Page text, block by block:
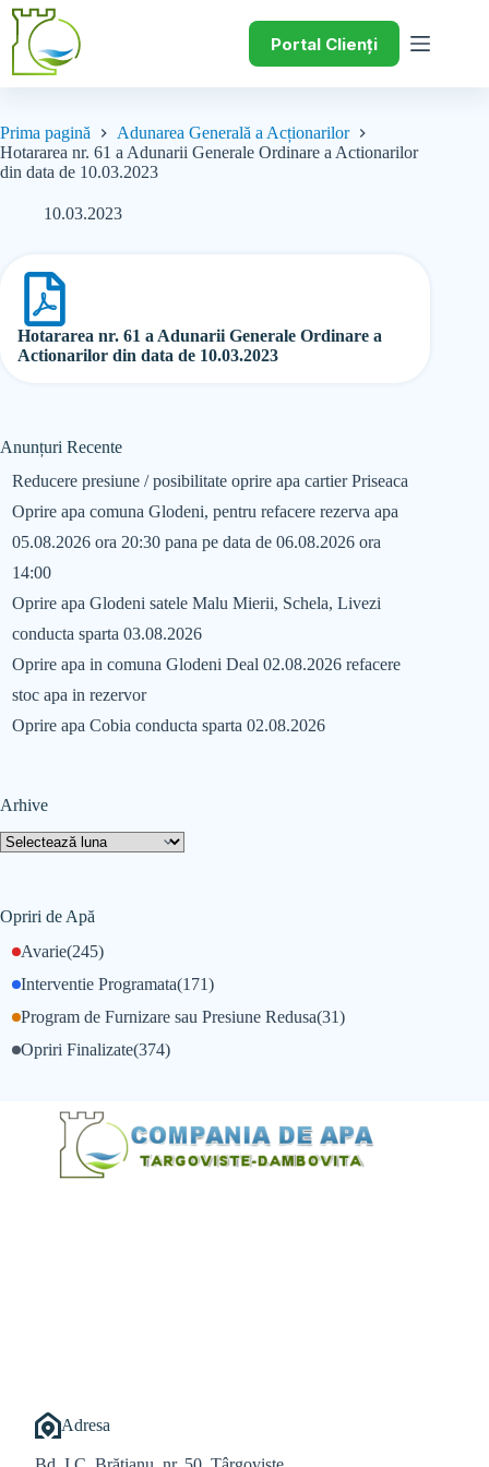
Portal Clienți
Prima pagină
Adunarea Generală a Acționarilor
Hotararea nr. 61 a Adunarii Generale Ordinare a Actionarilor
din data de 10.03.2023
10.03.2023
Hotararea nr. 61 a Adunarii Generale Ordinare a
Actionarilor din data de 10.03.2023
Anunțuri Recente
Reducere presiune / posibilitate oprire apa cartier Priseaca
Oprire apa comuna Glodeni, pentru refacere rezerva apa
05.08.2026 ora 20:30 pana pe data de 06.08.2026 ora
14:00
Oprire apa Glodeni satele Malu Mierii, Schela, Livezi
conducta sparta 03.08.2026
Oprire apa in comuna Glodeni Deal 02.08.2026 refacere
stoc apa in rezervor
Oprire apa Cobia conducta sparta 02.08.2026
Arhive
Opriri de Apă
Avarie(245)
Interventie Programata(171)
Opriri Finalizate(374)
Program de Furnizare sau Presiune Redusa(31)
Adresa